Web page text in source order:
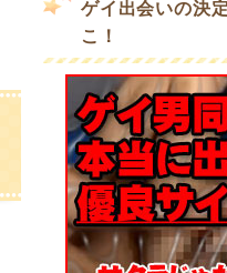
ゲイ出会いの決
こ！